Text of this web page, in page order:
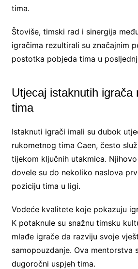
tima.
Štoviše, timski rad i sinergija
igračima rezultirali su značajnim
postotka pobjeda tima u
Utjecaj istaknutih igrača
tima
Istaknuti igrači imali su dubok
rukometnog tima Caen, često
tijekom ključnih utakmica.
dovele su do nekoliko naslova
poziciju tima u ligi.
Vodeće kvalitete koje pokazuju
K potaknule su snažnu timsku
mlađe igrače da razviju svoje
samopouzdanje. Ova mentorstva
dugoročni uspjeh tima.